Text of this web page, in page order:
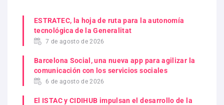
ESTRATEC, la hoja de ruta para la autonomía
tecnológica de la Generalitat
7 de agosto de 2026
Barcelona Social, una nueva app para agilizar la
comunicación con los servicios sociales
6 de agosto de 2026
El ISTAC y CIDIHUB impulsan el desarrollo de la